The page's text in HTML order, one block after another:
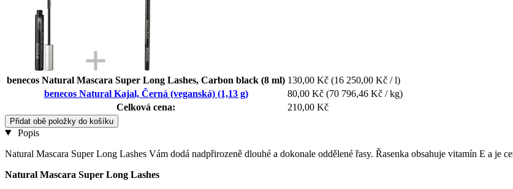
benecos Natural Mascara Super Long Lashes, Carbon black (8 ml) 130,00 Kč (16 250,00 Kč / l)
benecos Natural Kajal, Černá (veganská) (1,13 g)
80,00 Kč (70 796,46 Kč / kg)
Celková cena:
210,00 Kč
Přidat obě položky do košíku
Popis
Natural Mascara Super Long Lashes Vám dodá nadpřirozeně dlouhé a dokonale oddělené řasy. Řasenka obsahuje vitamín E a je
Natural Mascara Super Long Lashes